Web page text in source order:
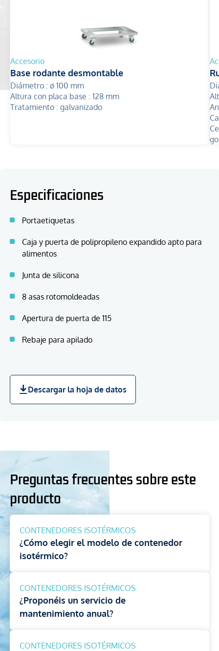
Accesorio
Base rodante desmontable
Diámetro : ø 100 mm
Altura con placa base : 128 mm
Tratamiento : galvanizado
Especificaciones
Portaetiquetas
Caja y puerta de polipropileno expandido apto para
alimentos
Junta de silicona
8 asas rotomoldeadas
Apertura de puerta de 115
Rebaje para apilado
Descargar la hoja de datos
Preguntas frecuentes sobre este
producto
CONTENEDORES ISOTÉRMICOS
¿Cómo elegir el modelo de contenedor
isotérmico?
CONTENEDORES ISOTÉRMICOS
¿Proponéis un servicio de
mantenimiento anual?
CONTENEDORES ISOTÉRMICOS